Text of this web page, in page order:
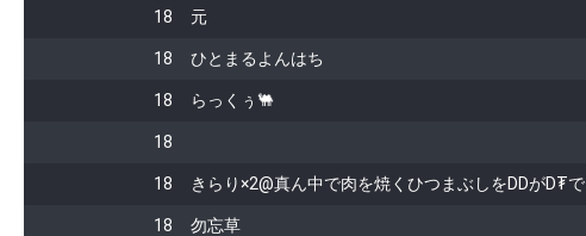
18 元
18 ひとまるよんはち
18 らっくぅ🐫
18
18 きらり×2@真ん中で肉を焼くひつまぶしをDDがD₮で
18 勿忘草